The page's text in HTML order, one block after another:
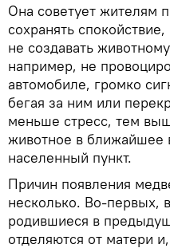
Она советует жителям
сохранять
не создавать
например, не
автомобиле, громко
бегая за ним или
меньше стресс, тем
животное в ближайшее
населенный пункт.
Причин появления
несколько. Во-первых,
родившиеся в
отделяются от матери